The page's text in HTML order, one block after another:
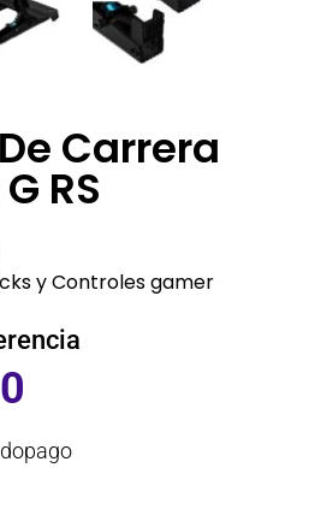
Carrera
RS
y Controles gamer